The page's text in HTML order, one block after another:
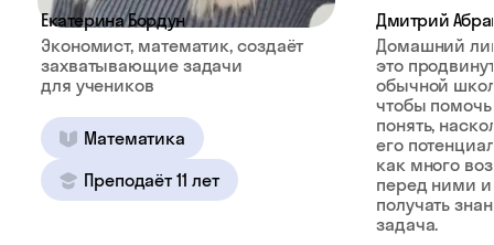
Екатерина Бордун
Экономист, математик, создаёт
захватывающие задачи
для учеников
Математика
Преподаёт 11 лет
Дмитрий
Домашний
это
обычной
чтобы
понять,
его
как много
перед ними и
получать
задача.